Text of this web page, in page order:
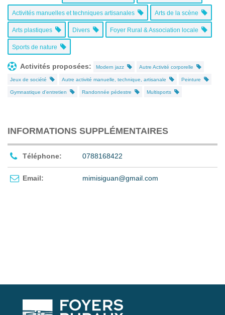
Activités manuelles et techniques artisanales Arts de la scène
Arts plastiques Divers Foyer Rural & Association locale
Sports de nature
Activités proposées: Modern jazz Autre Activité corporelle
Jeux de société Autre activité manuelle, technique, artisanale Peinture
Gymnastique d'entretien Randonnée pédestre Multisports
INFORMATIONS SUPPLÉMENTAIRES
Téléphone: 0788168422
Email: mimisiguan@gmail.com